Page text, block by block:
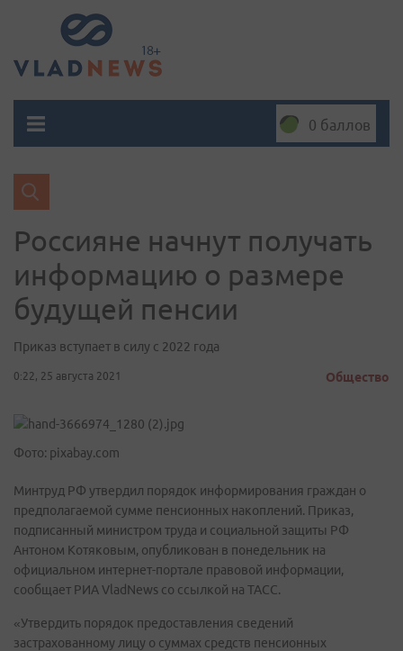
0 баллов
Россияне начнут получать
информацию о размере
будущей пенсии
Приказ вступает в силу с 2022 года
0:22, 25 августа 2021 Общество
Фото: pixabay.com
Минтруд РФ утвердил порядок информирования граждан о
предполагаемой сумме пенсионных накоплений. Приказ,
подписанный министром труда и социальной защиты РФ
Антоном Котяковым, опубликован в понедельник на
официальном интернет-портале правовой информации,
сообщает РИА VladNews со ссылкой на ТАСС.
«Утвердить порядок предоставления сведений
застрахованному лицу о суммах средств пенсионных